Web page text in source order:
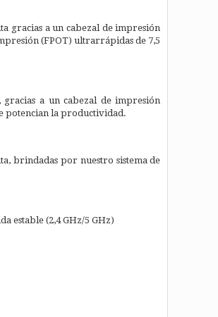
gracias a un cabezal de impresión
(FPOT) ultrarrápidas de 7,5
a un cabezal de impresión
potencian la productividad.
brindadas por nuestro sistema de
estable (2,4 GHz/5 GHz)